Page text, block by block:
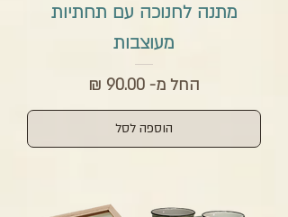
מתנה לחנוכה עם תחתיות
מעוצבות
החל מ-
מחיר מבצע
הוספה לסל